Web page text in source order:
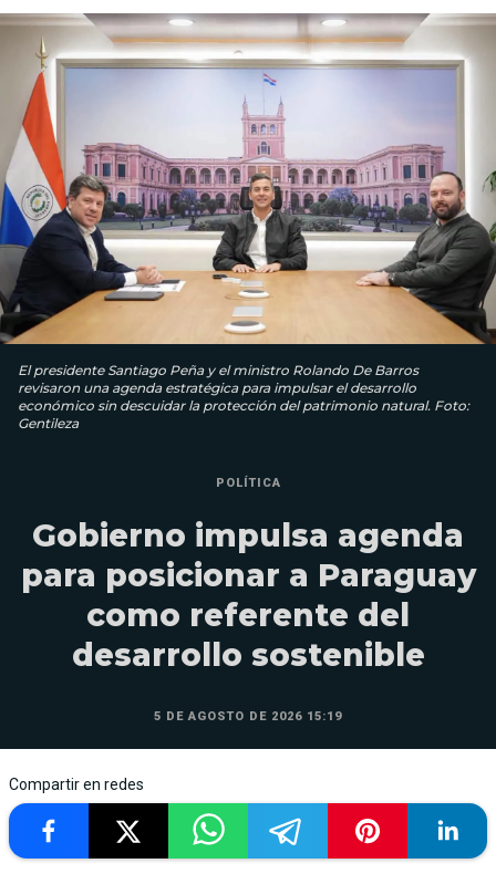
El presidente Santiago Peña y el ministro Rolando De Barros
revisaron una agenda estratégica para impulsar el desarrollo
económico sin descuidar la protección del patrimonio natural. Foto:
Gentileza
POLÍTICA
Gobierno impulsa agenda
para posicionar a Paraguay
como referente del
desarrollo sostenible
5 DE AGOSTO DE 2026 15:19
Compartir en redes